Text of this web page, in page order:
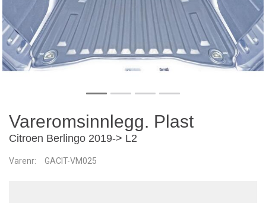
Vareromsinnlegg. Plast
Citroen Berlingo 2019-> L2
Varenr: GACIT-VM025